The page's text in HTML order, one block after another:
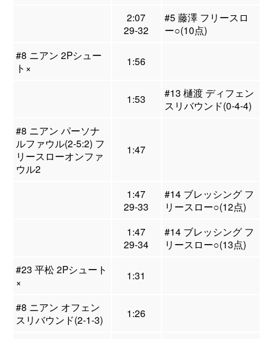
2:07
29-32
#5 藤澤 フリースロ
ー○(10点)
#8 ニアン 2Pシュー
ト×
1:56
1:53
#13 樋渡 ディフェン
スリバウンド(0-4-4)
#8 ニアン パーソナ
ルファウル(2-5:2) フ
リースローオンファ
ウル2
1:47
1:47
29-33
#14 ブレッシング フ
リースロー○(12点)
1:47
29-34
#14 ブレッシング フ
リースロー○(13点)
#23 平松 2Pシュート
×
1:31
#8 ニアン オフェン
スリバウンド(2-1-3)
1:26